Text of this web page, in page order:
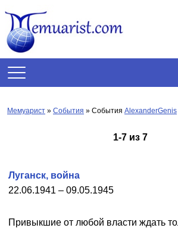
Мемуарист » События » События AlexanderGenis
1-7 из 7
22.06.1941 – 09.05.1945
Луганск, война
Привыкшие от любой власти ждать